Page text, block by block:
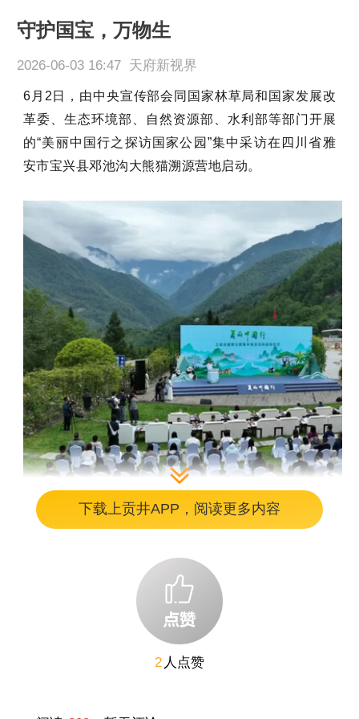
守护国宝，万物生
2026-06-03 16:47 天府新视界
6月2日，由中央宣传部会同国家林草局和国家发展改
革委、生态环境部、自然资源部、水利部等部门开展
的“美丽中国行之探访国家公园”集中采访在四川省雅
安市宝兴县邓池沟大熊猫溯源营地启动。
启动仪式现场 图据川观新闻
“十四五”期间，中国布局建设全球最大的国家公园体
系，90%的陆地生态系统和74%的国家重点保护野生
护地加入世界生物圈保护区网络；目前，我国的世界
下载上贡井APP，阅读更多内容
2 人点赞